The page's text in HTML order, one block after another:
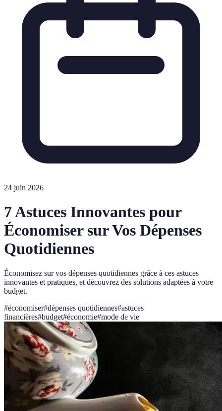
24 juin 2026
7 Astuces Innovantes pour
Économiser sur Vos Dépenses
Quotidiennes
Économisez sur vos dépenses quotidiennes grâce à ces astuces
innovantes et pratiques, et découvrez des solutions adaptées à votre
budget.
#économiser#dépenses quotidiennes#astuces
financières#budget#économie#mode de vie